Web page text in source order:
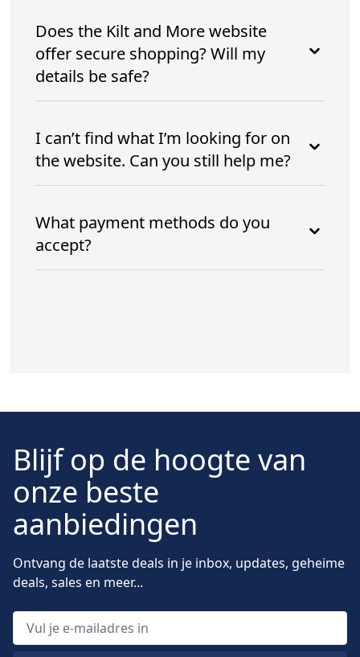
Does the Kilt and More website
offer secure shopping? Will my
details be safe?
I can’t find what I’m looking for on
the website. Can you still help me?
What payment methods do you
accept?
Blijf op de hoogte van
onze beste
aanbiedingen
Ontvang de laatste deals in je inbox, updates, geheime
deals, sales en meer...